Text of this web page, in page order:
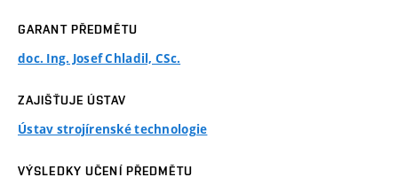
GARANT PŘEDMĚTU
doc. Ing. Josef Chladil, CSc.
ZAJIŠŤUJE ÚSTAV
Ústav strojírenské technologie
VÝSLEDKY UČENÍ PŘEDMĚTU